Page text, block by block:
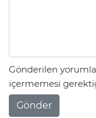
Gönderilen
içermemesi
Gönder